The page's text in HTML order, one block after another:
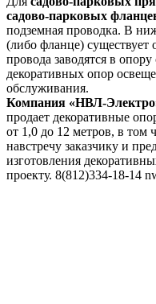
садово-парковых
подземная проводка. В
(либо фланце) существует
провода заводятся в
декоративных опор
обслуживания.
Компания «НВЛ-
продает декоративные
от 1,0 до 12 метров, в том
навстречу заказчику и
изготовления
проекту. 8(812)334-18-14